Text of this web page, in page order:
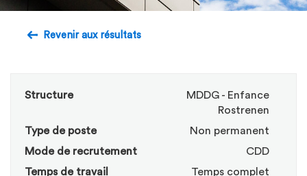
Revenir aux résultats
Structure
MDDG - Enfance
Rostrenen
Type de poste
Non permanent
Mode de recrutement
CDD
Temps de travail
Temps complet